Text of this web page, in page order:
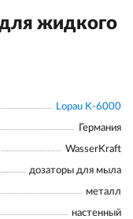
жидкого
Lopau K-6000
Германия
WasserKraft
дозаторы для мыла
металл
настенный